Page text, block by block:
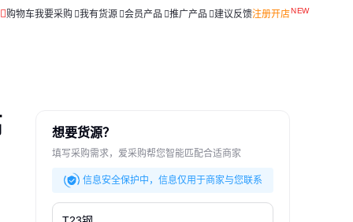
购物车我要采购 我有货源 会员产品 推广产品 建议反馈注册开店
想要货源？
填写采购需求，爱采购帮您智能匹配合适商家
信息安全保护中，信息仅用于商家与您联系